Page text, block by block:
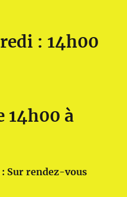
: 14h00
14h00 à
Sur rendez-vous